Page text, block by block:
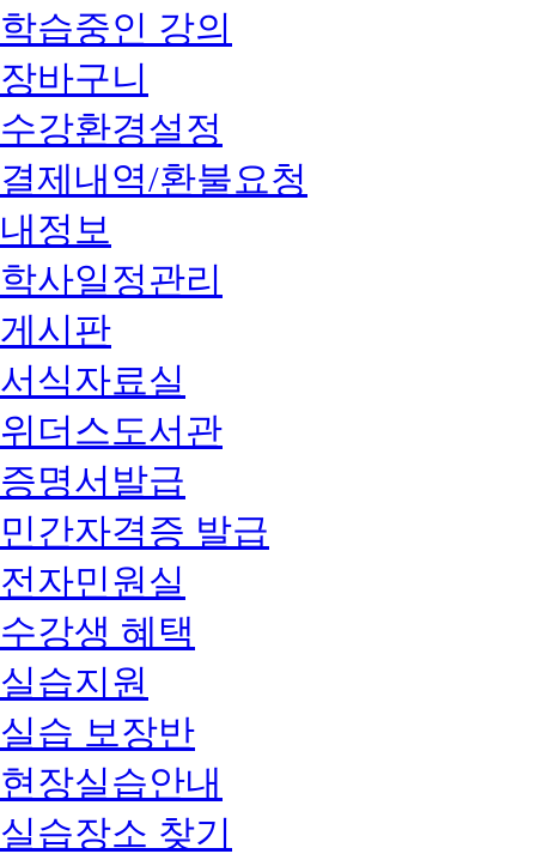
학습중인 강의
장바구니
수강환경설정
결제내역/환불요청
내정보
학사일정관리
게시판
서식자료실
위더스도서관
증명서발급
민간자격증 발급
전자민원실
수강생 혜택
실습지원
실습 보장반
현장실습안내
실습장소 찾기